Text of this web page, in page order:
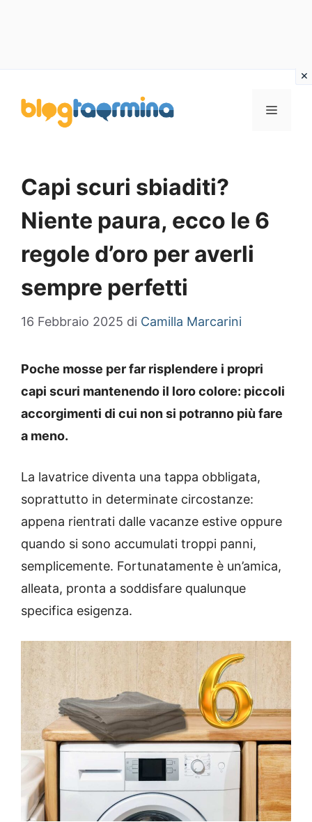
contenuto
MENU
Capi scuri sbiaditi?
Niente paura, ecco le 6
regole d’oro per averli
sempre perfetti
16 Febbraio 2025 di Camilla Marcarini
Poche mosse per far risplendere i propri
capi scuri mantenendo il loro colore: piccoli
accorgimenti di cui non si potranno più fare
a meno.
La lavatrice diventa una tappa obbligata,
soprattutto in determinate circostanze:
appena rientrati dalle vacanze estive oppure
quando si sono accumulati troppi panni,
semplicemente. Fortunatamente è un’amica,
alleata, pronta a soddisfare qualunque
specifica esigenza.